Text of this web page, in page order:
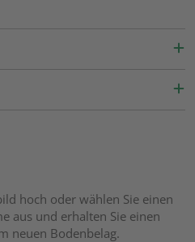
hoch oder wählen Sie einen
aus und erhalten Sie einen
neuen Bodenbelag.